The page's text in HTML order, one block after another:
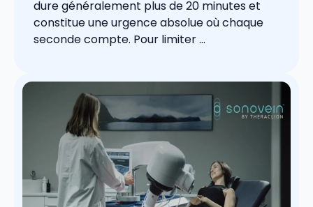
dure généralement plus de 20 minutes et
constitue une urgence absolue où chaque
seconde compte. Pour limiter ...